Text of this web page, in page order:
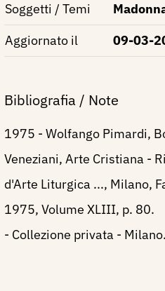
Soggetti / Temi
Aggiornato il
09-03-
Bibliografia / Note
1975 - Wolfango Pimardi,
Veneziani, Arte Cristiana -
d'Arte Liturgica ..., Milano,
1975, Volume XLIII, p. 80.
- Collezione privata - Milano.